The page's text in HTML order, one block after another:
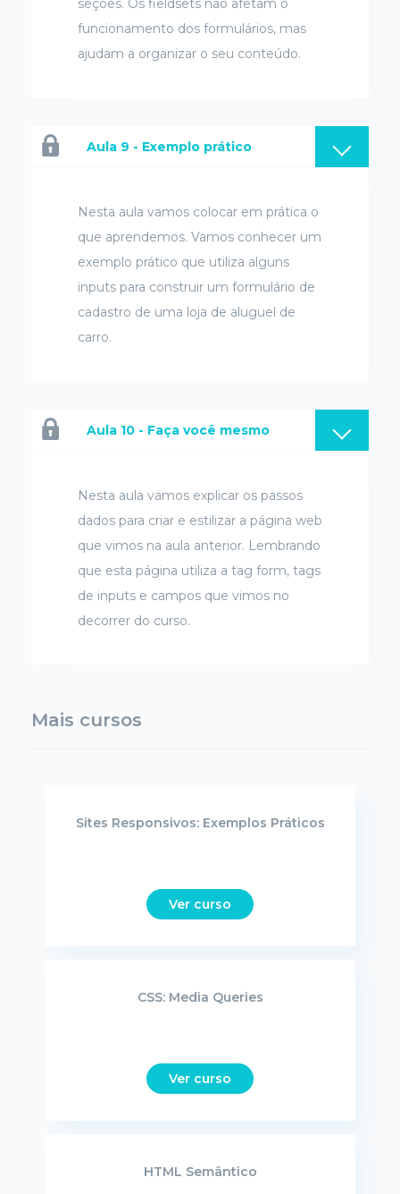
seções. Os fieldsets não afetam o
funcionamento dos formulários, mas
ajudam a organizar o seu conteúdo.
Aula 9 - Exemplo prático
Nesta aula vamos colocar em prática o
que aprendemos. Vamos conhecer um
exemplo prático que utiliza alguns
inputs para construir um formulário de
cadastro de uma loja de aluguel de
carro.
Aula 10 - Faça você mesmo
Nesta aula vamos explicar os passos
dados para criar e estilizar a página web
que vimos na aula anterior. Lembrando
que esta página utiliza a tag form, tags
de inputs e campos que vimos no
decorrer do curso.
Mais cursos
Sites Responsivos: Exemplos Práticos
Ver curso
CSS: Media Queries
Ver curso
HTML Semântico